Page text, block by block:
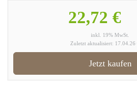
22,72 €
inkl. 19% MwSt.
Zuletzt aktualisiert: 17.04.26
Jetzt kaufen